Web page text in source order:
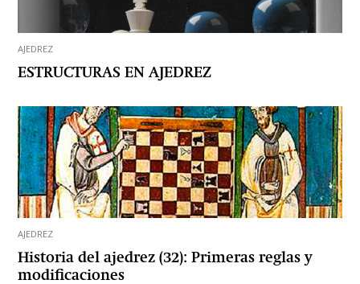
AJEDREZ
ESTRUCTURAS EN AJEDREZ
AJEDREZ
Historia del ajedrez (32): Primeras reglas y
modificaciones